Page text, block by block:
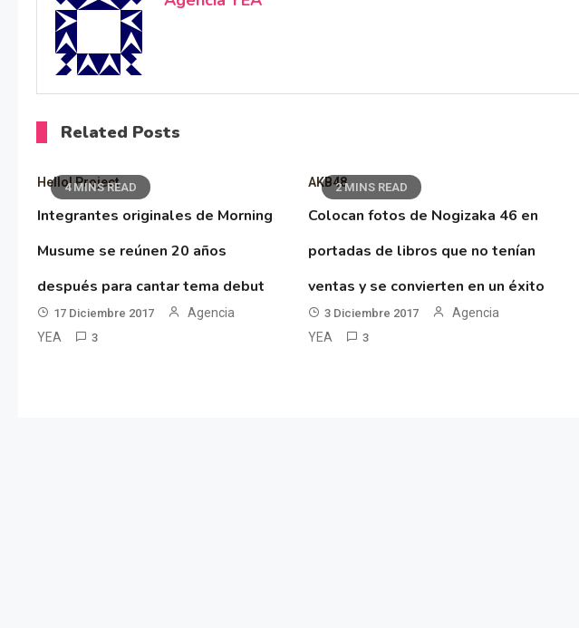
Related Posts
4 MINS READ
Hello! Project
Integrantes originales de Morning
Musume se reúnen 20 años
después para cantar tema debut
17 Diciembre 2017
Agencia
YEA
3
2 MINS READ
AKB48
Colocan fotos de Nogizaka 46 en
portadas de libros que no tenían
ventas y se convierten en un éxito
3 Diciembre 2017
Agencia
YEA
3